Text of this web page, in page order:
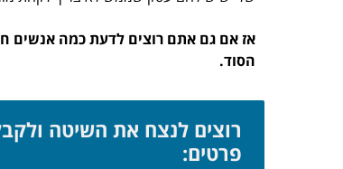
הסוד.
רוצים לנצח את השיטה
פרטים: